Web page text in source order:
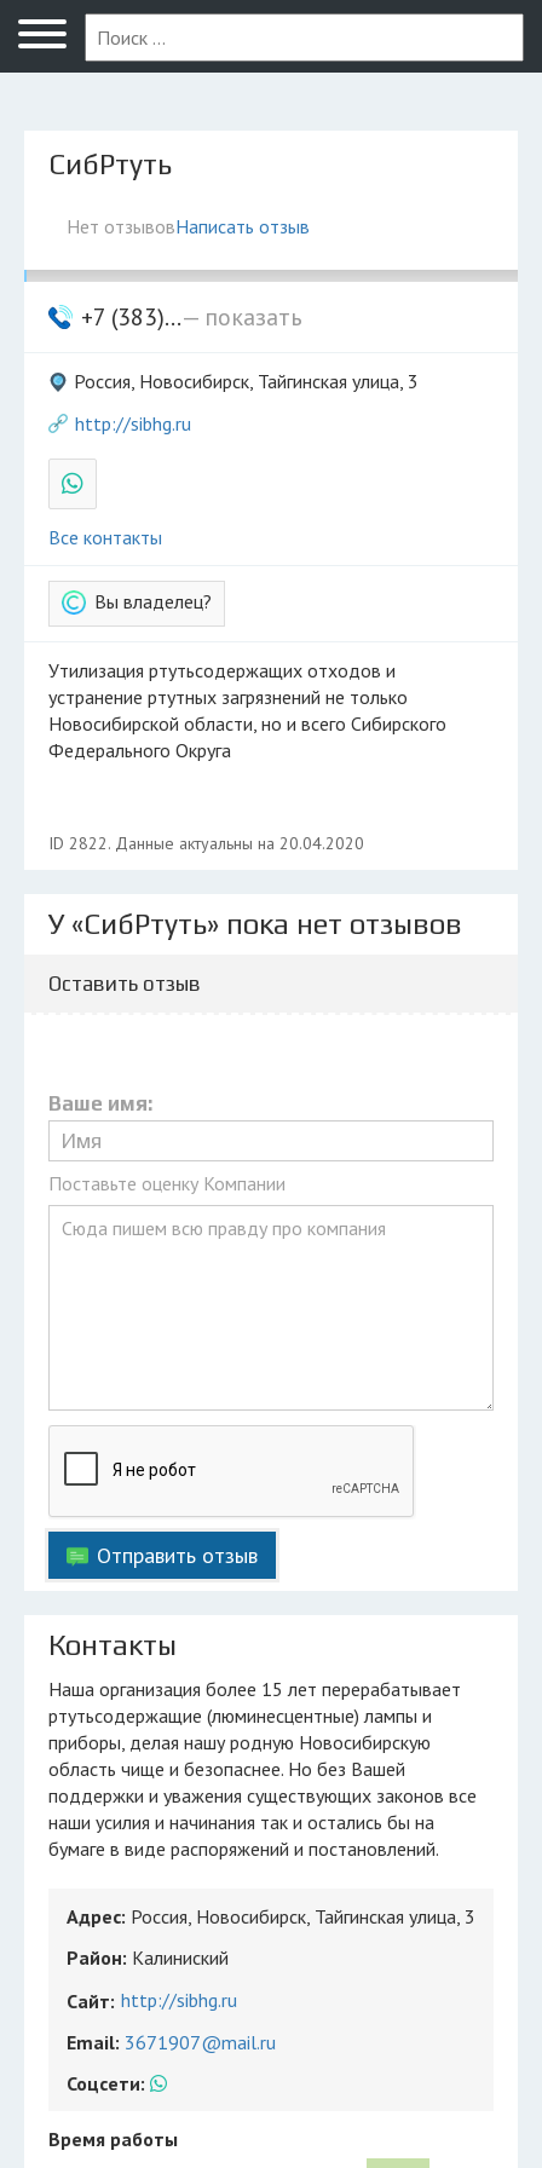
Новосибирск
СибРтуть
Нет отзывовНаписать отзыв
+7 (383)...— показать
Россия, Новосибирск, Тайгинская улица, 3
http://sibhg.ru
Все контакты
Вы владелец?
Утилизация ртутьсодержащих отходов и
устранение ртутных загрязнений не только
Новосибирской области, но и всего Сибирского
Федерального Округа
ID 2822. Данные актуальны на 20.04.2020
У «СибРтуть» пока нет отзывов
Оставить отзыв
Ваше имя:
Поставьте оценку Компании
Отправить отзыв
Контакты
Наша организация более 15 лет перерабатывает
ртутьсодержащие (люминесцентные) лампы и
приборы, делая нашу родную Новосибирскую
область чище и безопаснее. Но без Вашей
поддержки и уважения существующих законов все
наши усилия и начинания так и остались бы на
бумаге в виде распоряжений и постановлений.
Адрес: Россия, Новосибирск, Тайгинская улица, 3
Район: Калиниский
Сайт: http://sibhg.ru
Email: 3671907@mail.ru
Соцсети:
Время работы